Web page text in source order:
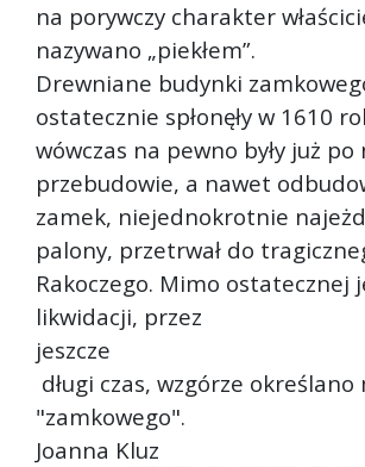
na porywczy charakter
nazywano „piekłem”.
Drewniane budynki
ostatecznie spłonęły w 1610
wówczas na pewno były już
przebudowie, a nawet
zamek, niejednokrotnie
palony, przetrwał do
Rakoczego. Mimo ostatecznej
likwidacji, przez
jeszcze
długi czas, wzgórze
"zamkowego".
Joanna Kluz